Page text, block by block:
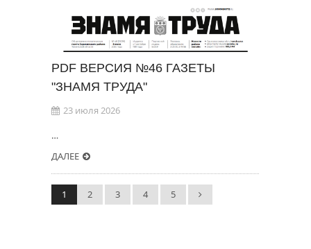
PDF ВЕРСИЯ №46 ГАЗЕТЫ
"ЗНАМЯ ТРУДА"
23 июля 2026
…
ДАЛЕЕ
1 2 3 4 5